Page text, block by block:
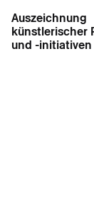
Auszeichnung
künstlerischer
und -initiativen